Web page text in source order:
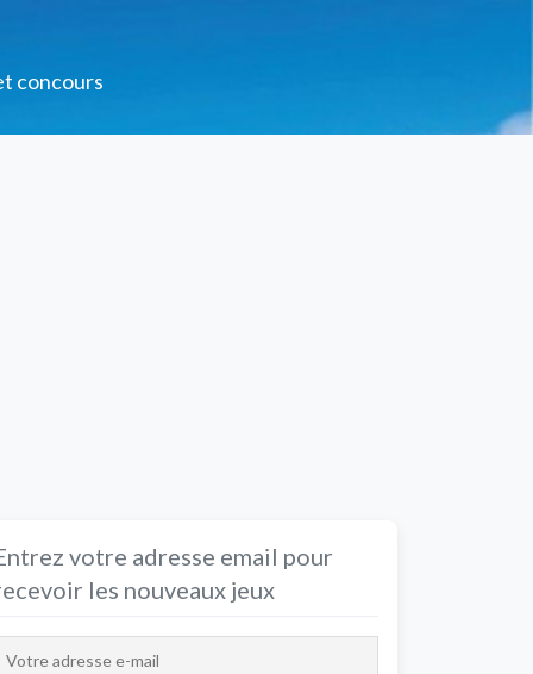
concours
votre adresse email pour
les nouveaux jeux